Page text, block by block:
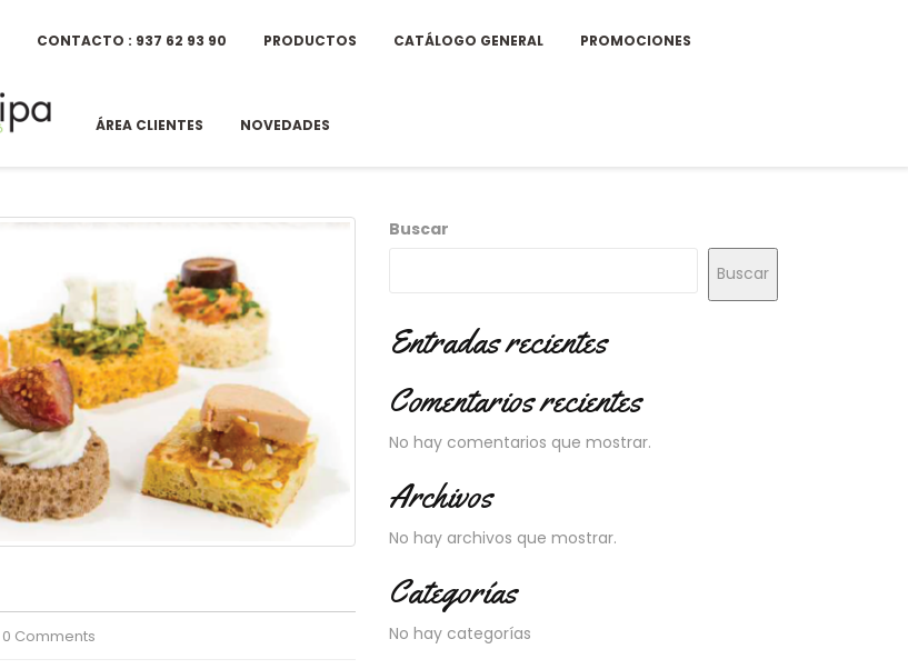
CONTACTO : 937 62 93 90 PRODUCTOS CATÁLOGO GENERAL PROMOCIONES
ÁREA CLIENTES NOVEDADES
0 Comments
Buscar
Buscar
Entradas recientes
Comentarios recientes
No hay comentarios que mostrar.
Archivos
No hay archivos que mostrar.
Categorías
No hay categorías